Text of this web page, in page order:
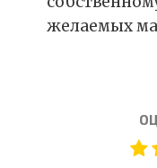
желаемых